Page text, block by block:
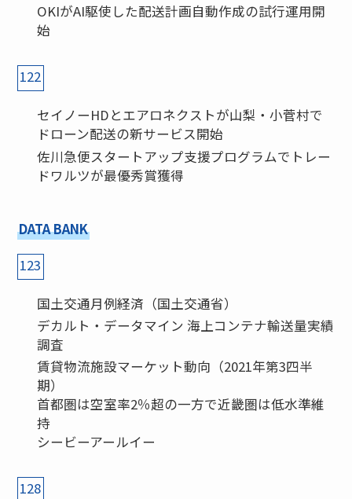
OKIがAI駆使した配送計画自動作成の試行運用開
始
122
セイノーHDとエアロネクストが山梨・小菅村で
ドローン配送の新サービス開始
佐川急便スタートアップ支援プログラムでトレー
ドワルツが最優秀賞獲得
DATA BANK
123
国土交通月例経済（国土交通省）
デカルト・データマイン 海上コンテナ輸送量実績
調査
賃貸物流施設マーケット動向（2021年第3四半
期）
首都圏は空室率2％超の一方で近畿圏は低水準維
持
シービーアールイー
128